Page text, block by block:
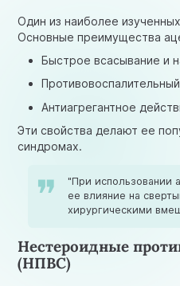
Один из наиболее
Основные преимущества
Быстрое всасывание и
Антиагрегантное
Эти свойства делают ее
синдромах.
"При использовании
ее влияние на
хирургическими
Нестероидные
(НПВС)